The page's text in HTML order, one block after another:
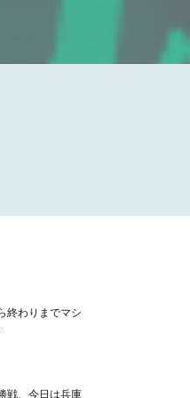
終わりまでマシ
戦、今日は兵庫